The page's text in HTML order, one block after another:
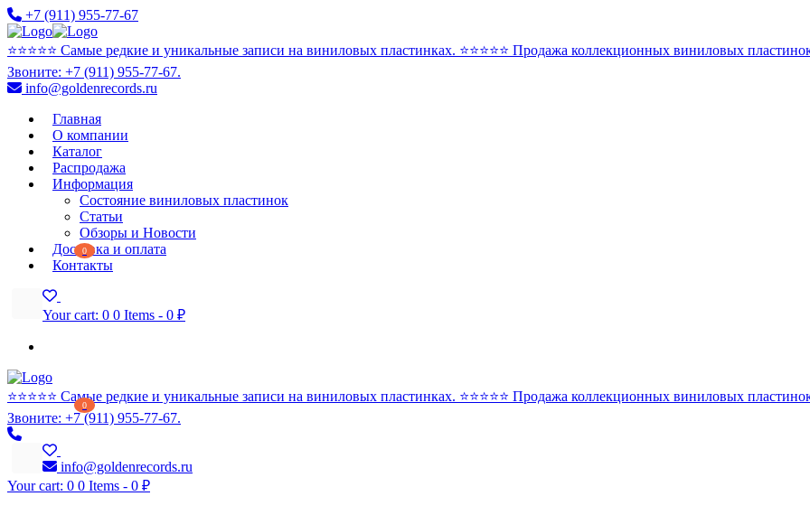
+7 (911) 955-77-67
⭐️⭐️⭐️⭐️⭐️ Самые редкие и уникальные записи на виниловых пластинках. ⭐️⭐️⭐️⭐️⭐️ Продажа коллекционных виниловых
Звоните: +7 (911) 955-77-67.
info@goldenrecords.ru
Главная
О компании
Каталог
Распродажа
Информация
Состояние виниловых пластинок
Статьи
Обзоры и Новости
Доставка и оплата
Контакты
0
Your cart: 0 0 Items - 0 ₽
⭐️⭐️⭐️⭐️⭐️ Самые редкие и уникальные записи на виниловых пластинках. ⭐️⭐️⭐️⭐️⭐️ Продажа коллекционных виниловых
Звоните: +7 (911) 955-77-67.
0
info@goldenrecords.ru
Your cart: 0 0 Items - 0 ₽